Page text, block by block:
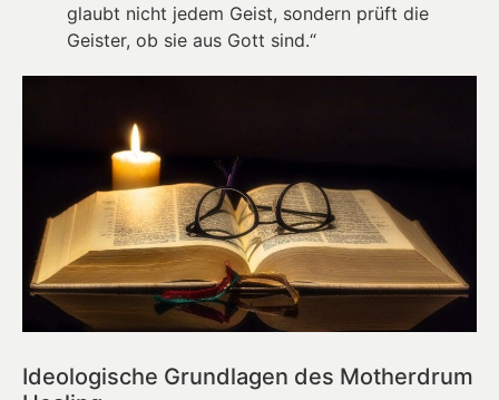
glaubt nicht jedem Geist, sondern prüft die
Geister, ob sie aus Gott sind.“
Ideologische Grundlagen des Motherdrum